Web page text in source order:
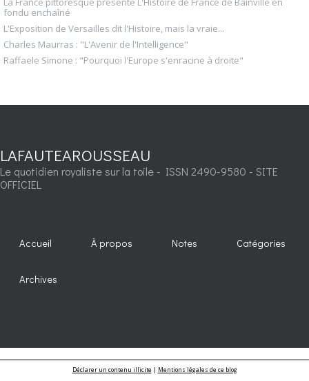
fondu enchaîné
L'Exposition de Versailles dit l'Histoire, mais la vraie...
Charles Maurras : "L'Avenir de l'Intelligence"
Raffaele Simone : "Pourquoi l'Europe s'enracine à droite"
LAFAUTEAROUSSEAU
Le quotidien royaliste sur la toile - ISSN 2490-9580 - SITE
OFFICIEL
Accueil À propos Notes Catégories
Archives
Déclarer un contenu illicite| Mentions légales de ce blog